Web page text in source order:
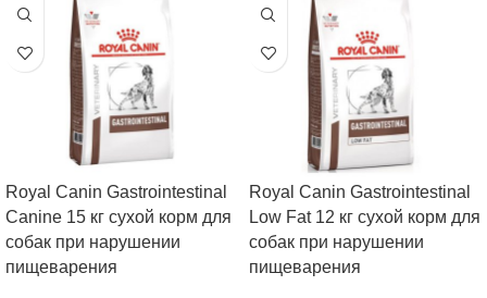
Royal Canin Gastrointestinal
Canine 15 кг сухой корм для
собак при нарушении
пищеварения
Royal Canin Gastrointestinal
Low Fat 12 кг сухой корм для
собак при нарушении
пищеварения